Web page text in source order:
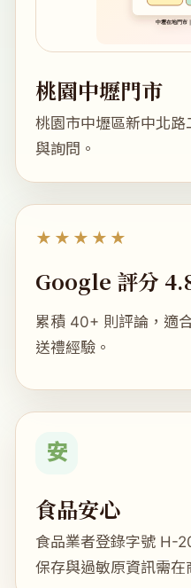
桃園中壢門市
桃園市中壢區新中北
與詢問。
★★★★★
Google 評分
累積 40+ 則評論，適
送禮經驗。
安
食品安心
食品業者登錄字號 H-
保存與過敏原資訊需在